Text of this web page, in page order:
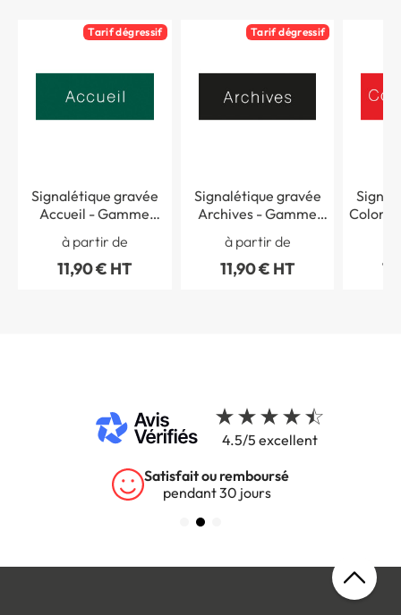
Tarif dégressif
Signalétique gravée
Accueil - Gamme
Couleur
à partir de
11,90 € HT
Tarif dégressif
Signalétique gravée
Archives - Gamme
Couleur
à partir de
11,90 € HT
Colonne gaz
4.5/5 excellent
Satisfait ou remboursé
pendant 30 jours